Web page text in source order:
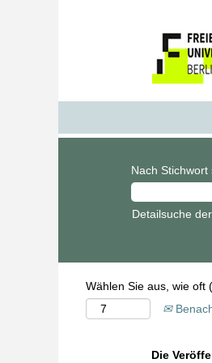
Nach Stichwort
Detailsuche
Wählen Sie aus, wie oft
Die